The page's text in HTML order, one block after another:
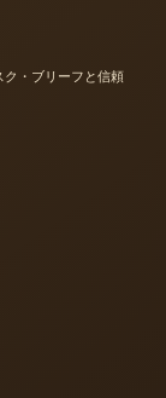
ク・ブリーフと信頼